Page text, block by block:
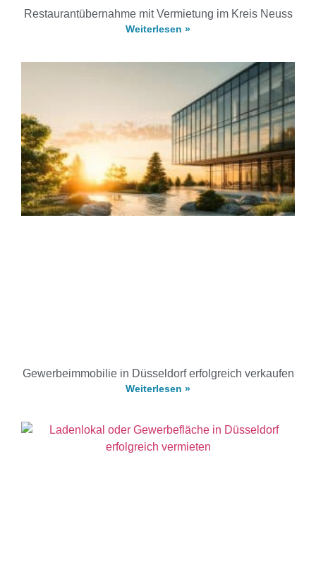
Restaurantübernahme mit Vermietung im Kreis Neuss
Weiterlesen »
Gewerbeimmobilie in Düsseldorf erfolgreich verkaufen
Weiterlesen »